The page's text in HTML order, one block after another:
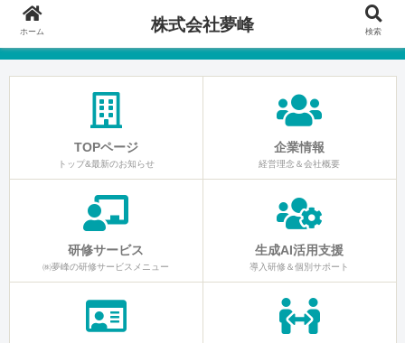
TOPページ
トップ&最新のお知らせ
企業情報
経営理念＆会社概要
研修サービス
㈱夢峰の研修サービスメニュー
生成AI活用支援
導入研修＆個別サポート
ホーム 株式会社夢峰 検索